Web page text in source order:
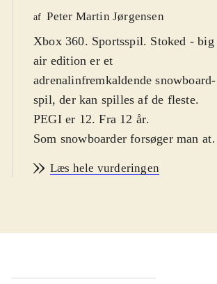
af Peter Martin Jørgensen
Xbox 360. Sportsspil. Stoked - big
air edition er et
adrenalinfremkaldende snowboard-
spil, der kan spilles af de fleste.
PEGI er 12. Fra 12 år.
Som snowboarder forsøger man at
skal erobres og tricks der skal læres.
mest basale tricks, der egenlig
lettere upræcist. Som man lærer og
Læs hele vurderingen